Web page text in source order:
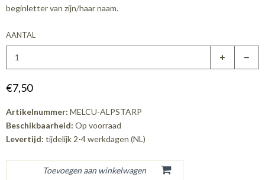
beginletter van zijn/haar naam.
AANTAL
€7,50
Artikelnummer: MELCU-ALPSTARP
Beschikbaarheid: Op voorraad
Levertijd: tijdelijk 2-4 werkdagen (NL)